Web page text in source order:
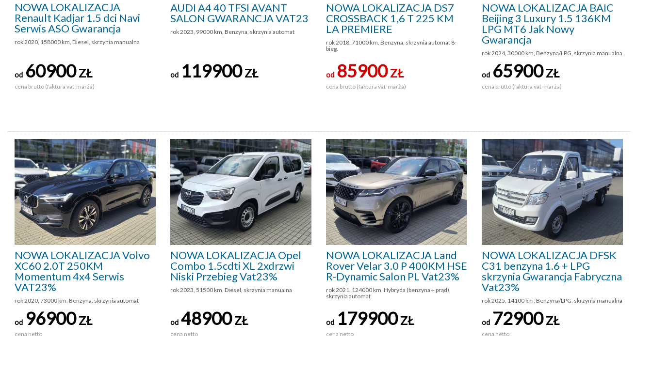
NOWA LOKALIZACJA
Renault Kadjar 1.5 dci Navi
Serwis ASO Gwarancja
rok 2020, 158000 km, Diesel, skrzynia manualna
od 60900ZŁ
cena brutto (faktura vat-marża)
AUDI A4 40 TFSI AVANT
SALON GWARANCJA VAT23
rok 2023, 99000 km, Benzyna, skrzynia automat
od 119900ZŁ
NOWA LOKALIZACJA DS7
CROSSBACK 1,6 T 225 KM
LA PREMIERE
rok 2018, 71000 km, Benzyna, skrzynia automat 8-
bieg.
od 85900ZŁ
cena brutto (faktura vat-marża)
NOWA LOKALIZACJA BAIC
Beijing 3 Luxury 1.5 136KM
LPG MT6 Jak Nowy
Gwarancja
rok 2024, 30000 km, Benzyna/LPG, skrzynia manualna
od 65900ZŁ
cena brutto (faktura vat-marża)
NOWA LOKALIZACJA Volvo
XC60 2.0T 250KM
Momentum 4x4 Serwis
VAT23%
rok 2020, 73000 km, Benzyna, skrzynia automat
od 96900ZŁ
cena netto
NOWA LOKALIZACJA Opel
Combo 1.5cdti XL 2xdrzwi
Niski Przebieg Vat23%
rok 2023, 51500 km, Diesel, skrzynia manualna
od 48900ZŁ
cena netto
NOWA LOKALIZACJA Land
Rover Velar 3.0 P 400KM HSE
R-Dynamic Salon PL Vat23%
rok 2021, 124000 km, Hybryda (benzyna + prąd),
skrzynia automat
od 179900ZŁ
cena netto
NOWA LOKALIZACJA DFSK
C31 benzyna 1.6 + LPG
skrzynia Gwarancja Fabryczna
Vat23%
rok 2025, 14100 km, Benzyna/LPG, skrzynia manualna
od 72900ZŁ
cena netto